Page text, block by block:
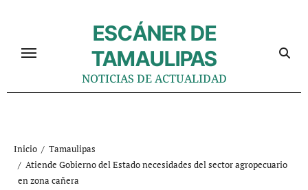
contenido
ESCÁNER DE
TAMAULIPAS
NOTICIAS DE ACTUALIDAD
Inicio
Tamaulipas
Atiende Gobierno del Estado necesidades del sector agropecuario
en zona cañera